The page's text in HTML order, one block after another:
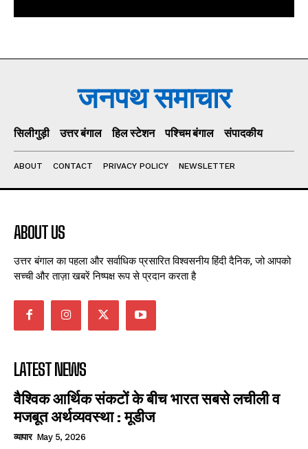
जनपथ समाचार
सिलीगुड़ी उत्तर बंगाल हिल स्टेशन पश्चिम बंगाल संपादकीय
ABOUT CONTACT PRIVACY POLICY NEWSLETTER
ABOUT US
उत्तर बंगाल का पहला और सर्वाधिक प्रसारित विश्वसनीय हिंदी दैनिक, जो आपको
सच्ची और ताज़ा खबरें निष्पक्ष रूप से प्रदान करता है
LATEST NEWS
वैश्विक आर्थिक संकटों के बीच भारत सबसे लचीली व
मजबूत अर्थव्यवस्था : मूडीज
व्यापार May 5, 2026